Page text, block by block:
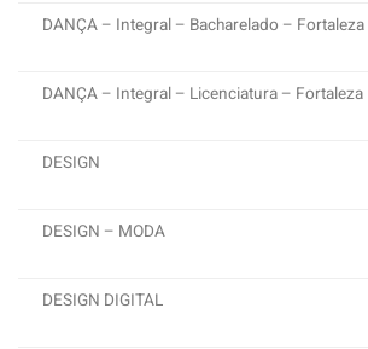
DANÇA – Integral – Bacharelado – Fortaleza
DANÇA – Integral – Licenciatura – Fortaleza
DESIGN
DESIGN – MODA
DESIGN DIGITAL